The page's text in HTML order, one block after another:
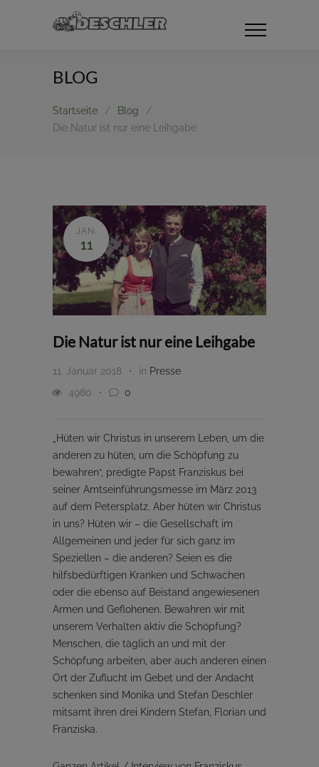
BLOG
Startseite / Blog
/
Die Natur ist nur eine Leihgabe
JAN.
11
Die Natur ist nur eine Leihgabe
11. Januar 2018 in Presse
4980
0
„Hüten wir Christus in unserem Leben, um die
anderen zu hüten, um die Schöpfung zu
bewahren“, predigte Papst Franziskus bei
seiner Amtseinführungsmesse im März 2013
auf dem Petersplatz. Aber hüten wir Christus
in uns? Hüten wir – die Gesellschaft im
Allgemeinen und jeder für sich ganz im
Speziellen – die anderen? Seien es die
hilfsbedürftigen Kranken und Schwachen
oder die ebenso auf Beistand angewiesenen
Armen und Geflohenen. Bewahren wir mit
unserem Verhalten aktiv die Schöpfung?
Menschen, die täglich an und mit der
Schöpfung arbeiten, aber auch anderen einen
Ort der Zuflucht im Gebet und der Andacht
schenken sind Monika und Stefan Deschler
mitsamt ihren drei Kindern Stefan, Florian und
Franziska.